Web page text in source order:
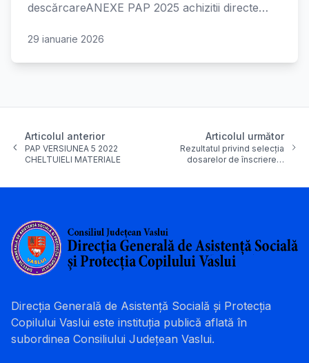
descărcareANEXE PAP 2025 achizitii directe…
29 ianuarie 2026
Articolul anterior
PAP VERSIUNEA 5 2022
CHELTUIELI MATERIALE
Articolul următor
Rezultatul privind selecția
dosarelor de înscriere…
Direcția Generală de Asistență Socială și Protecția
Copilului Vaslui este instituția publică aflată în
subordinea Consiliului Județean Vaslui.